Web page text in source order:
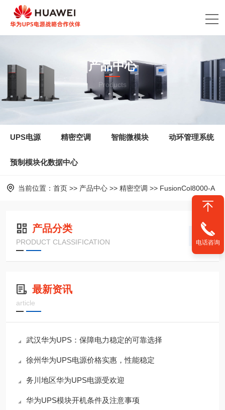
产品中心
Products
UPS电源 精密空调 智能微模块 动环管理系统
预制模块化数据中心
当前位置： 首页 >> 产品中心 >> 精密空调 >> FusionCol8000-A
产品分类
PRODUCT CLASSIFICATION
最新资讯
article
武汉华为UPS：保障电力稳定的可靠选择
徐州华为UPS电源价格实惠，性能稳定
务川地区华为UPS电源受欢迎
华为UPS模块开机条件及注意事项
电话咨询